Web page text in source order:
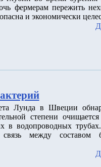
фермерам пережить
и экономически
Лунда в Швеции
степени
в водопроводных
связь между составом